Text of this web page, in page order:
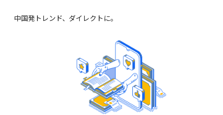
中国発トレンド、ダイレクトに。